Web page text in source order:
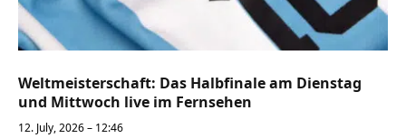
Weltmeisterschaft: Das Halbfinale am Dienstag
und Mittwoch live im Fernsehen
12. July, 2026 – 12:46